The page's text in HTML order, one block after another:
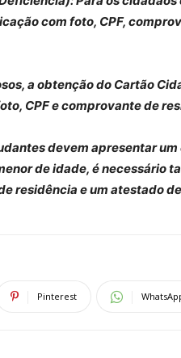
com foto, CPF,
a obtenção do Cartão
CPF e comprovante de
devem apresentar
de idade, é necessário
residência e um atestado
Pinterest